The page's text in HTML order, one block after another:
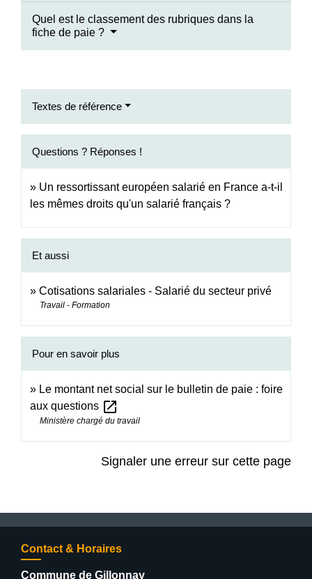
Quel est le classement des rubriques dans la
fiche de paie ?
Textes de référence
Questions ? Réponses !
Un ressortissant européen salarié en France a-t-il
les mêmes droits qu'un salarié français ?
Et aussi
Cotisations salariales - Salarié du secteur privé
Travail - Formation
Pour en savoir plus
Le montant net social sur le bulletin de paie : foire
aux questions open_in_new
Ministère chargé du travail
Signaler une erreur sur cette page
Contact & Horaires
Commune de Gillonnay